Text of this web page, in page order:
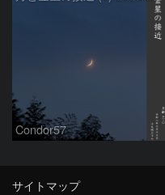
Condor57
サイトマップ